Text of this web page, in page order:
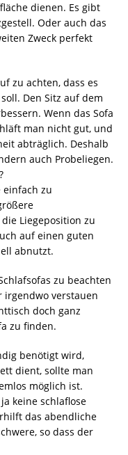
dienen. Es gibt
Oder auch das
Zweck perfekt
zu achten, dass es
Den Sitz auf dem
Wenn das Sofa
man nicht gut, und
abträglich. Deshalb
auch Probeliegen.
einfach zu
Liegeposition zu
auf einen guten
abnutzt.
zu beachten
irgendwo verstauen
doch ganz
zu finden.
benötigt wird,
dient, sollte man
möglich ist.
keine schlaflose
das abendliche
so dass der